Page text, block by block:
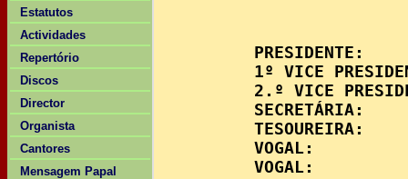
Estatutos
Actividades
Repertório
Discos
Director
Organista
Cantores
Mensagem Papal
2.º VICE
SECRETÁRIA:
TESOUREIRA:
VOGAL:
VOGAL: